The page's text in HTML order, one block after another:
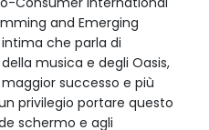
and Emerging
che parla di
musica e degli Oasis,
successo e più
privilegio portare questo
schermo e agli